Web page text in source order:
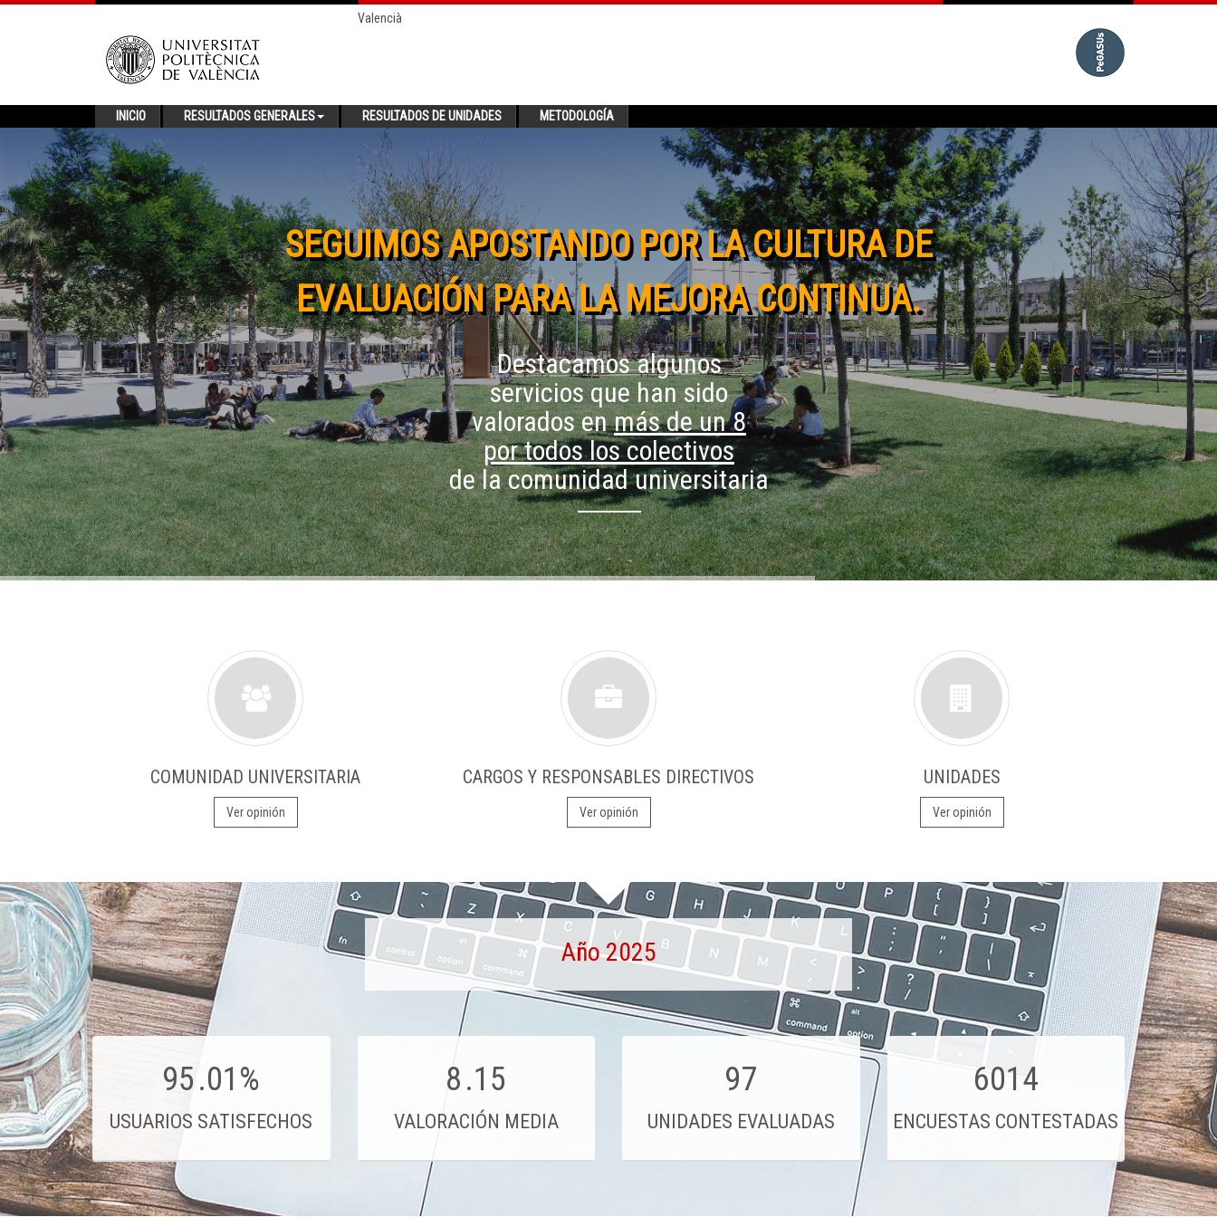
Valencià
INICIO RESULTADOS GENERALES RESULTADOS DE UNIDADES METODOLOGÍA
SEGUIMOS APOSTANDO POR LA CULTURA DE
EVALUACIÓN PARA LA MEJORA CONTINUA.
Destacamos algunos
servicios que han sido
valorados enmás de un 8
por todos los colectivos
de la comunidad universitaria
COMUNIDAD UNIVERSITARIA
Ver opinión
CARGOS Y RESPONSABLES DIRECTIVOS
Ver opinión
UNIDADES
Ver opinión
Año 2025
95.01%
USUARIOS SATISFECHOS
8.15
VALORACIÓN MEDIA
97
UNIDADES EVALUADAS
6014
ENCUESTAS CONTESTADAS